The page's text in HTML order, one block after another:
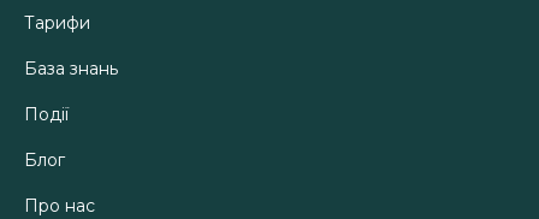
Тарифи
База знань
Події
Блог
Про нас